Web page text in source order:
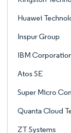
Huawei
Inspur Group
IBM
Atos SE
Super Micro
Quanta Cloud
ZT Systems